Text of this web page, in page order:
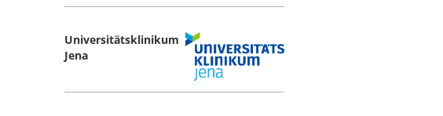
Universitätsklinikum
Jena